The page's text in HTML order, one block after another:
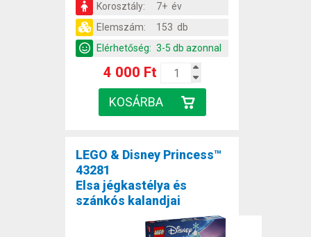
Korosztály:
7+ év
Elemszám:
153 db
Elérhetőség: 3-5 db azonnal
4 000 Ft
LEGO & Disney Princess™
43281
Elsa jégkastélya és
szánkós kalandjai